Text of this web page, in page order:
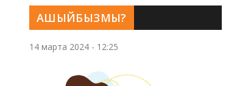
АШЫЙБЫЗМЫ?
14 марта 2024 - 12:25